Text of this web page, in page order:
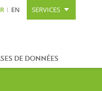
la recherche Plan du site
EN SERVICES
DE DONNÉES